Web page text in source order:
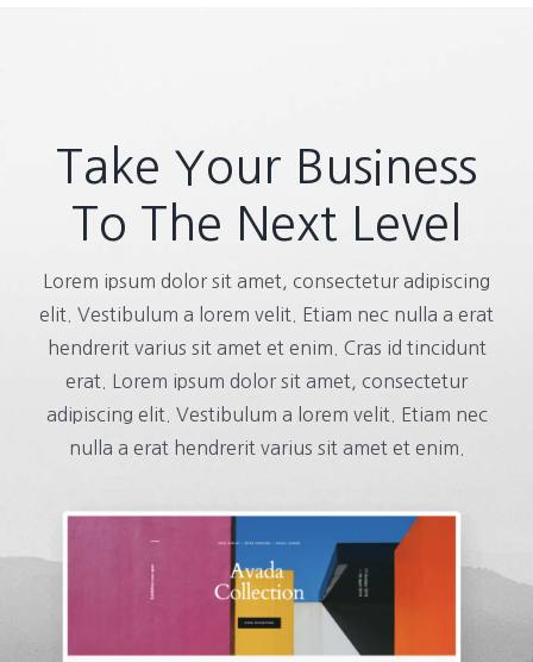
Take Your Business
To The Next Level
Lorem ipsum dolor sit amet, consectetur adipiscing
elit. Vestibulum a lorem velit. Etiam nec nulla a erat
hendrerit varius sit amet et enim. Cras id tincidunt
erat. Lorem ipsum dolor sit amet, consectetur
adipiscing elit. Vestibulum a lorem velit. Etiam nec
nulla a erat hendrerit varius sit amet et enim.